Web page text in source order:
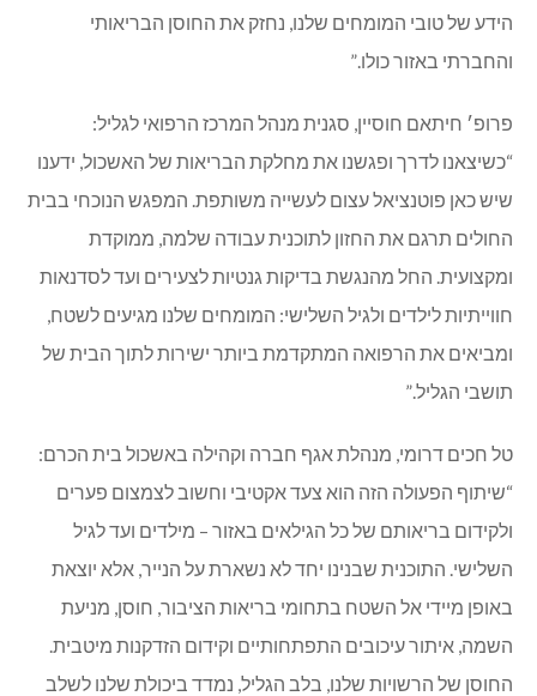
הידע של טובי המומחים שלנו, נחזק את החוסן הבריאותי
והחברתי באזור כולו.”
פרופ׳ חיתאם חוסיין, סגנית מנהל המרכז הרפואי לגליל:
“כשיצאנו לדרך ופגשנו את מחלקת הבריאות של האשכול, ידענו
שיש כאן פוטנציאל עצום לעשייה משותפת. המפגש הנוכחי בבית
החולים תרגם את החזון לתוכנית עבודה שלמה, ממוקדת
ומקצועית. החל מהנגשת בדיקות גנטיות לצעירים ועד לסדנאות
חווייתיות לילדים ולגיל השלישי: המומחים שלנו מגיעים לשטח,
ומביאים את הרפואה המתקדמת ביותר ישירות לתוך הבית של
תושבי הגליל.”
טל חכים דרומי, מנהלת אגף חברה וקהילה באשכול בית הכרם:
“שיתוף הפעולה הזה הוא צעד אקטיבי וחשוב לצמצום פערים
ולקידום בריאותם של כל הגילאים באזור – מילדים ועד לגיל
השלישי. התוכנית שבנינו יחד לא נשארת על הנייר, אלא יוצאת
באופן מיידי אל השטח בתחומי בריאות הציבור, חוסן, מניעת
השמה, איתור עיכובים התפתחותיים וקידום הזדקנות מיטבית.
החוסן של הרשויות שלנו, בלב הגליל, נמדד ביכולת שלנו לשלב